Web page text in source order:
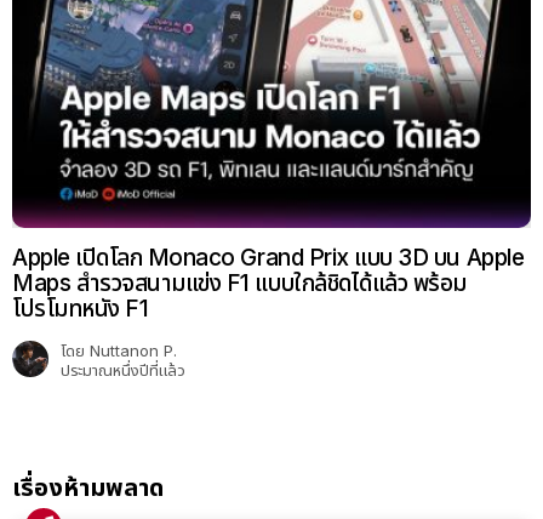
Apple เปิดโลก Monaco Grand Prix แบบ 3D บน Apple
Maps สำรวจสนามแข่ง F1 แบบใกล้ชิดได้แล้ว พร้อม
โปรโมทหนัง F1
โดย Nuttanon P.
ประมาณหนึ่งปีที่แล้ว
เรื่องห้ามพลาด